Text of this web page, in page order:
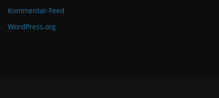
Kommentar-Feed
WordPress.org